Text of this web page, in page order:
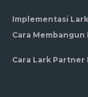
Implementasi
Cara
Cara Lark